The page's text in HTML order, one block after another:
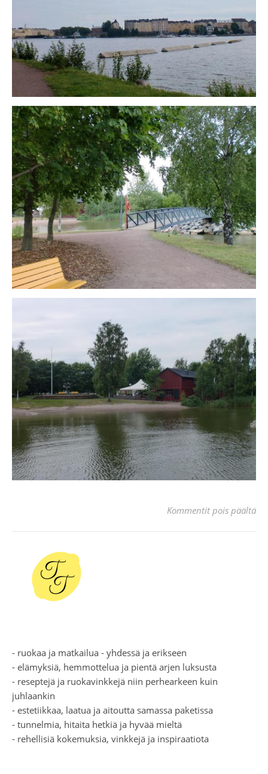
Kommentit pois päältä
- ruokaa ja matkailua - yhdessä ja erikseen
- elämyksiä, hemmottelua ja pientä arjen luksusta
- reseptejä ja ruokavinkkejä niin perhearkeen kuin
juhlaankin
- estetiikkaa, laatua ja aitoutta samassa paketissa
- tunnelmia, hitaita hetkiä ja hyvää mieltä
- rehellisiä kokemuksia, vinkkejä ja inspiraatiota